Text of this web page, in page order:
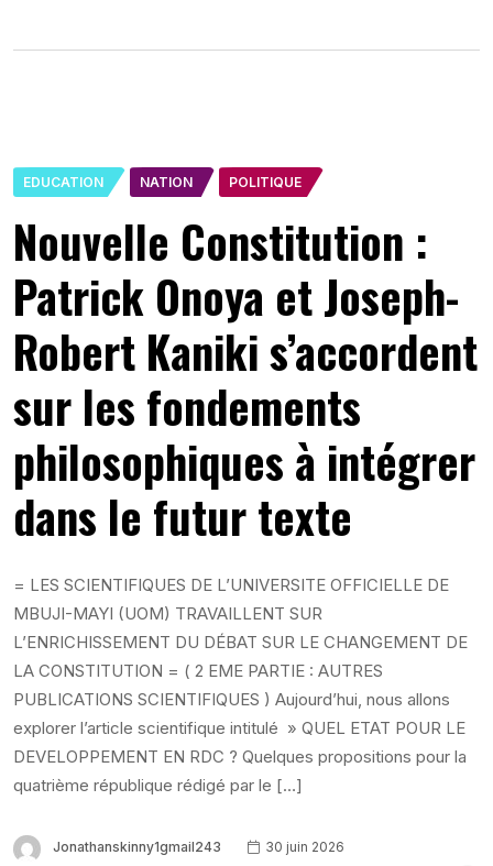
EDUCATION NATION POLITIQUE
Nouvelle Constitution :
Patrick Onoya et Joseph-
Robert Kaniki s’accordent
sur les fondements
philosophiques à intégrer
dans le futur texte
= LES SCIENTIFIQUES DE L’UNIVERSITE OFFICIELLE DE
MBUJI-MAYI (UOM) TRAVAILLENT SUR
L’ENRICHISSEMENT DU DÉBAT SUR LE CHANGEMENT DE
LA CONSTITUTION = ( 2 EME PARTIE : AUTRES
PUBLICATIONS SCIENTIFIQUES ) Aujourd’hui, nous allons
explorer l’article scientifique intitulé » QUEL ETAT POUR LE
DEVELOPPEMENT EN RDC ? Quelques propositions pour la
quatrième république rédigé par le […]
Jonathanskinny1gmail243
30 juin 2026